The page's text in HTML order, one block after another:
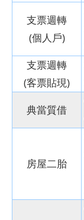
支票週轉
(個人戶)
支票週轉
(客票貼現)
典當質借
房屋二胎